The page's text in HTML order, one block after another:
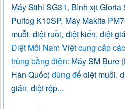
Máy Stihl SG31, Bình xịt Gloria
Pulfog K10SP, Máy Makita
muỗi, diệt ruồi, diệt kiến, diệt
Diệt Mối Nam Việt cung cấp
trùng bằng điện: Máy SM Bure
Hàn Quốc) dùng đểdiệt muỗi,
gián, diệt rệp...